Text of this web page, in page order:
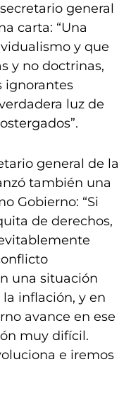
general
carta: “Una
y que
y no doctrinas,
ignorantes
luz de
general de la
también una
Gobierno: “Si
de derechos,
una situación
inflación, y en
avance en ese
muy difícil.
e iremos